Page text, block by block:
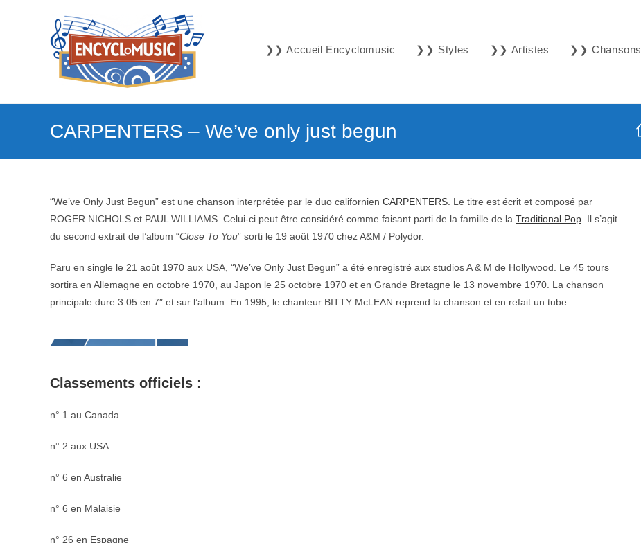
❯❯ Accueil Encyclomusic ❯❯ Styles ❯❯ Artistes ❯❯ Chansons
CARPENTERS – We’ve only just begun
“We’ve Only Just Begun” est une chanson interprétée par le duo californien CARPENTERS . Le titre est écrit et composé par
ROGER NICHOLS et PAUL WILLIAMS. Celui-ci peut être considéré comme faisant parti de la famille de la Traditional Pop . Il s’agit
du second extrait de l’album “Close To You” sorti le 19 août 1970 chez A&M / Polydor.
Paru en single le 21 août 1970 aux USA, “We’ve Only Just Begun” a été enregistré aux studios A & M de Hollywood. Le 45 tours
sortira en Allemagne en octobre 1970, au Japon le 25 octobre 1970 et en Grande Bretagne le 13 novembre 1970. La chanson
principale dure 3:05 en 7″ et sur l’album. En 1995, le chanteur BITTY McLEAN reprend la chanson et en refait un tube.
Classements officiels :
n° 1 au Canada
n° 2 aux USA
n° 6 en Australie
n° 6 en Malaisie
n° 26 en Espagne